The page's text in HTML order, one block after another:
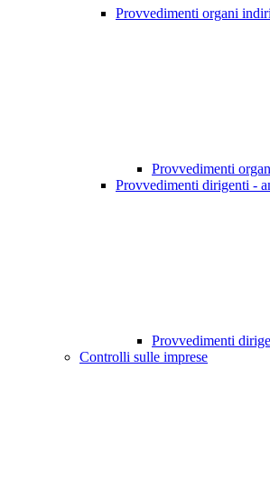
Provvedimenti organi
Provvedimenti
Provvedimenti dirigenti -
Provvedimenti
Controlli sulle imprese